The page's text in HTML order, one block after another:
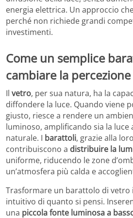
energia elettrica. Un approccio
perché non richiede grandi
investimenti.
Come un semplice
cambiare la
Il vetro, per sua natura, ha la
diffondere la luce. Quando viene
giusto, riesce a rendere un
luminoso, amplificando sia la luce
naturale. I barattoli, grazie alla
contribuiscono a distribuire la
uniforme, riducendo le zone
un’atmosfera più calda e
Trasformare un barattolo di vetro
intuitivo di quanto si pensi.
una piccola fonte luminosaa